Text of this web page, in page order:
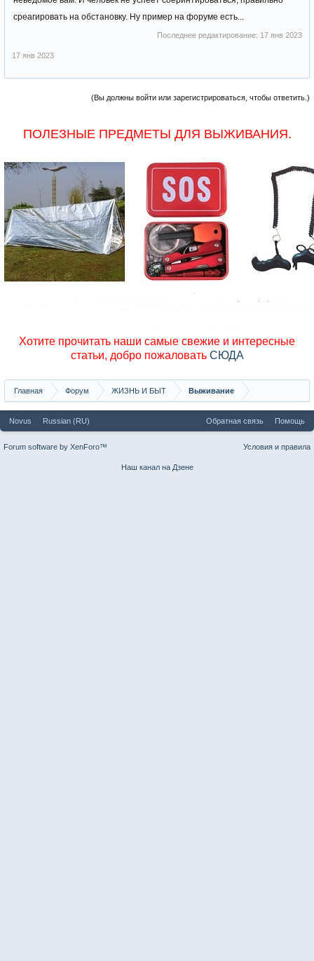
среагировать на обстановку. Ну пример на форуме есть...
Последнее редактирование: 17 янв 2023
17 янв 2023
(Вы должны войти или зарегистрироваться, чтобы ответить.)
ПОЛЕЗНЫЕ ПРЕДМЕТЫ ДЛЯ ВЫЖИВАНИЯ.
Хотите прочитать наши самые свежие и интересные
статьи, добро пожаловать СЮДА
Главная Форум ЖИЗНЬ И БЫТ Выживание
Novus Russian (RU) Обратная связь Помощь
Условия и правила
Forum software by XenForo™
Наш канал на Дзене